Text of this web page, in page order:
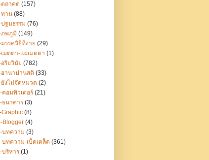
ถาคต (157)
ทาน (88)
ฐมธรรม (76)
ภพภูมิ (149)
รรควิธีที่ง่าย (29)
มตตา-แผ่เมตตา (1)
ริยวินัย (782)
านาปานสติ (33)
งไม่จัดหมวด (2)
อมพิวเตอร์ (21)
ธนาคาร (3)
(8)
Blogger (4)
บทความ (3)
ทความ-เบ็ดเตล็ด (361)
บริหาร (1)